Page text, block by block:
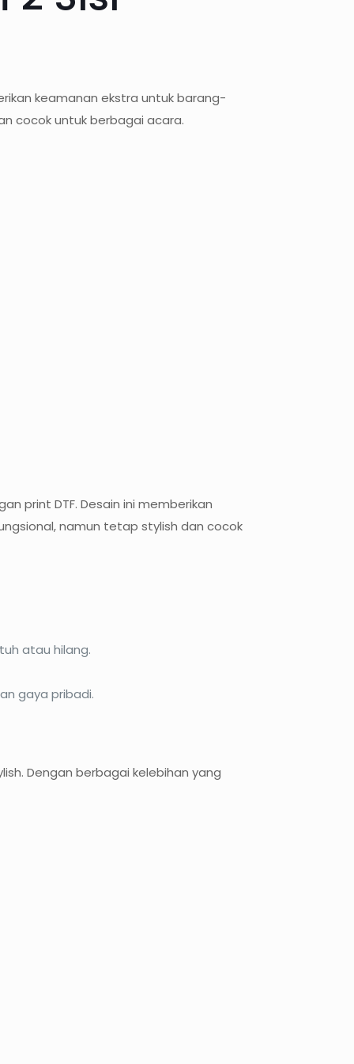
keamanan ekstra untuk barang-
cocok untuk berbagai acara.
print DTF. Desain ini memberikan
namun tetap stylish dan cocok
atau hilang.
gaya pribadi.
Dengan berbagai kelebihan yang